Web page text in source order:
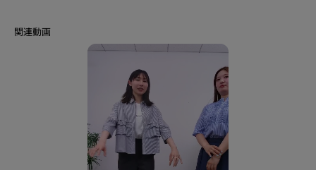
シワになりずらく、吸汗速乾性、UVケア性も兼ね備えたブロード素材になり
※この製品は、吸汗速乾効果のある素材を使用しています。この効果は永久
※この製品は、太陽光線中の紫外線（UV）を通しにくくします。この効果は
永久的ではありません。